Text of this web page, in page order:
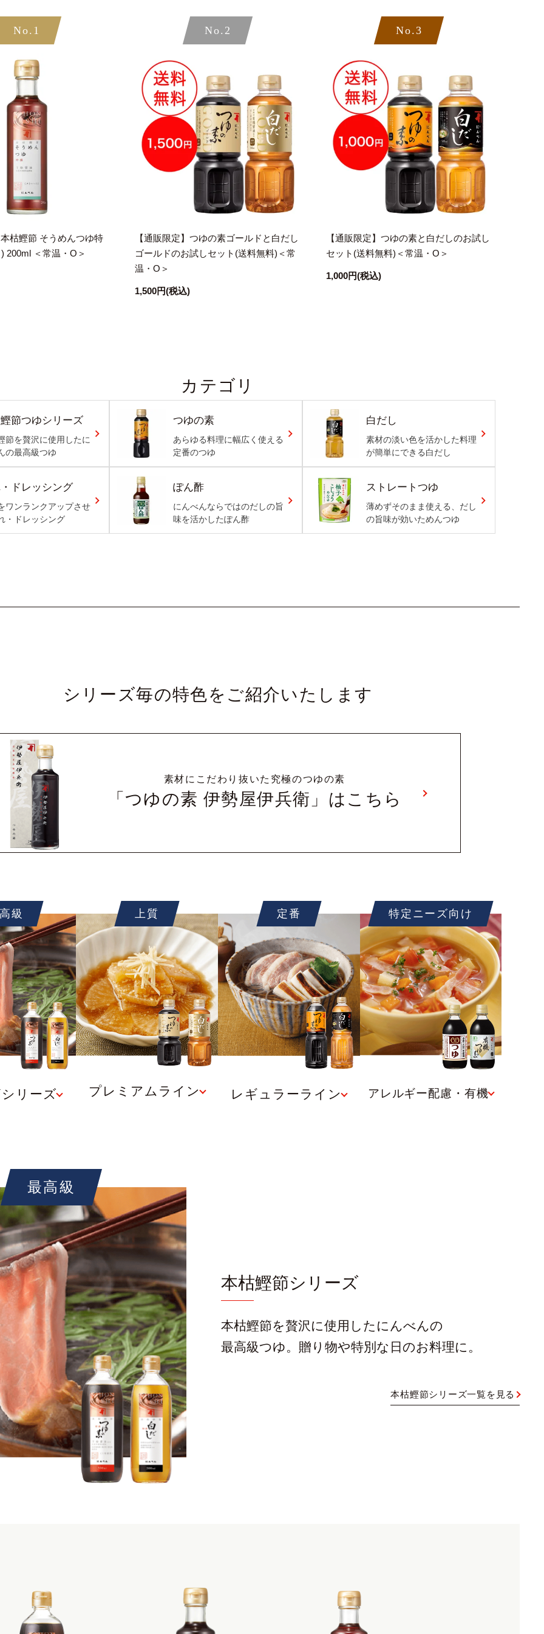
No.1
枯鰹節 そうめんつゆ特
200ml ＜常温・O＞
No.2
【通販限定】つゆの素ゴールドと白だし
ゴールドのお試しセット(送料無料)＜常
温・O＞
1,500円(税込)
No.3
【通販限定】つゆの素と白だしのお試し
セット(送料無料)＜常温・O＞
1,000円(税込)
節つゆシリーズ
節を贅沢に使用したに
の最高級つゆ
つゆの素
あらゆる料理に幅広く使える
定番のつゆ
白だし
素材の淡い色を活かした料理
が簡単にできる白だし
ドレッシング
ワンランクアップさせ
・ドレッシング
ぽん酢
にんべんならではのだしの旨
味を活かしたぽん酢
ストレートつゆ
薄めずそのまま使える、だし
の旨味が効いためんつゆ
カテゴリ
シリーズ毎の特色を ご紹介いたします
素材にこだわり抜いた 究極のつゆの素
「つゆの素 伊勢屋伊兵衛」はこちら
級
リーズ
上質
プレミアムライン
定番
レギュラーライン
特定ニーズ向け
アレルギー配慮・有機
最高級
本枯鰹節シリーズ
本枯鰹節を贅沢に使用したにんべんの
最高級つゆ。贈り物や特別な日のお料理に。
本枯鰹節シリーズ一覧を見る